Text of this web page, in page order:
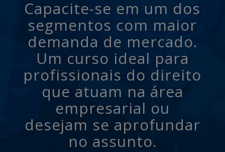
Capacite-se em um dos
segmentos com maior
demanda de mercado.
Um curso ideal para
profissionais do direito
que atuam na área
empresarial ou
desejam se aprofundar
no assunto.